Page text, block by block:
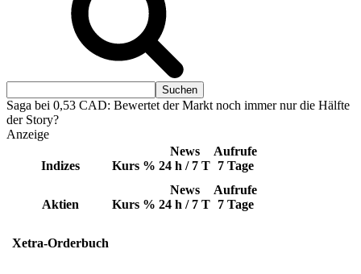
Saga bei 0,53 CAD: Bewertet der Markt noch immer nur die Hälfte
der Story?
Anzeige
Indizes Kurs %
News
24 h / 7 T
Aufrufe
7 Tage
Aktien Kurs %
News
24 h / 7 T
Aufrufe
7 Tage
Xetra-Orderbuch